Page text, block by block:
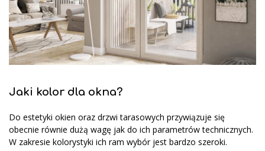
Jaki kolor dla okna?
Do estetyki okien oraz drzwi tarasowych przywiązuje się
obecnie równie dużą wagę jak do ich parametrów technicznych.
W zakresie kolorystyki ich ram wybór jest bardzo szeroki.